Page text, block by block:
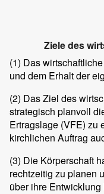
Ziele des
(1) Das
und dem Erhalt der
(2) Das Ziel des
strategisch planvoll
Ertragslage (VFE) zu
kirchlichen Auftrag
(3) Die Körperschaft
rechtzeitig zu planen
über ihre